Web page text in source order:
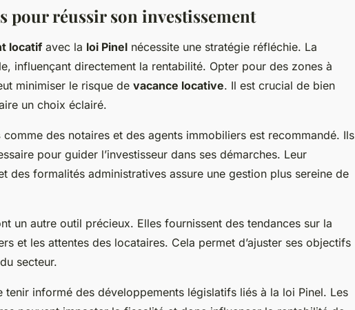
pour réussir son investissement
locatif avec la loi Pinel nécessite une stratégie réfléchie. La
influençant directement la rentabilité. Opter pour des zones à
minimiser le risque de vacance locative. Il est crucial de bien
un choix éclairé.
comme des notaires et des agents immobiliers est recommandé. Ils
pour guider l’investisseur dans ses démarches. Leur
des formalités administratives assure une gestion plus sereine de
un autre outil précieux. Elles fournissent des tendances sur la
et les attentes des locataires. Cela permet d’ajuster ses objectifs
secteur.
tenir informé des développements législatifs liés à la loi Pinel. Les